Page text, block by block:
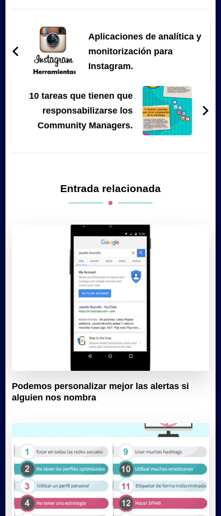
entradas
Aplicaciones de analítica y
monitorización para
Instagram.
10 tareas que tienen que
responsabilizarse los
Community Managers.
Entrada relacionada
Podemos personalizar mejor las alertas si
alguien nos nombra